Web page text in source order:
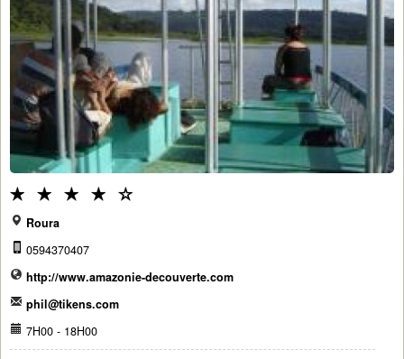
Roura
0594370407
http://www.amazonie-decouverte.com
phil@tikens.com
7H00 - 18H00